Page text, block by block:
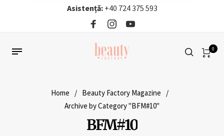
Asistență: +40 724 375 593‬
0
Home / Beauty Factory Magazine
/
Archive by Category "BFM#10"
BFM#10